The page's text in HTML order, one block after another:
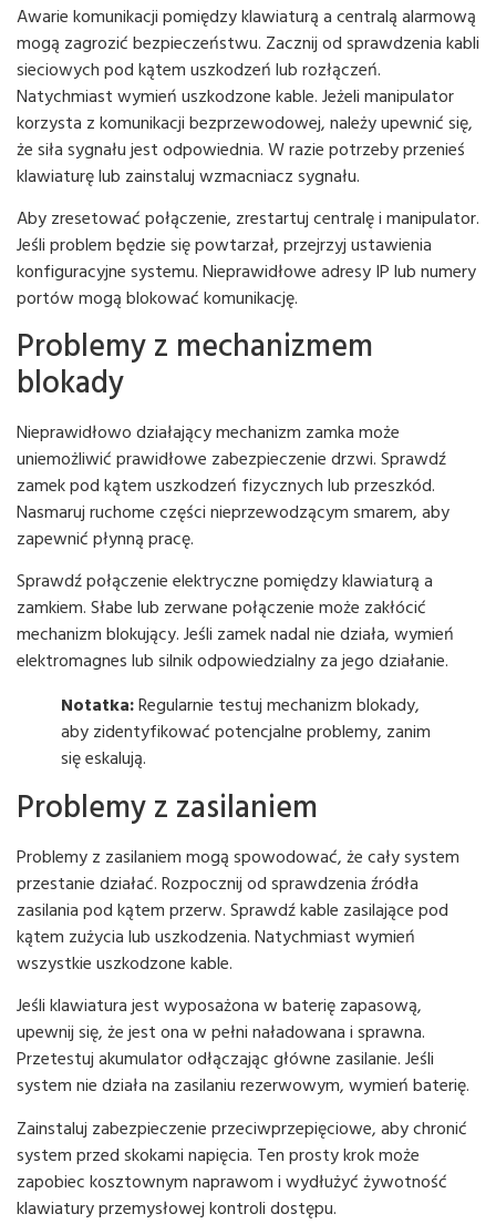
Awarie komunikacji pomiędzy klawiaturą a centralą alarmową
mogą zagrozić bezpieczeństwu. Zacznij od sprawdzenia kabli
sieciowych pod kątem uszkodzeń lub rozłączeń.
Natychmiast wymień uszkodzone kable. Jeżeli manipulator
korzysta z komunikacji bezprzewodowej, należy upewnić się,
że siła sygnału jest odpowiednia. W razie potrzeby przenieś
klawiaturę lub zainstaluj wzmacniacz sygnału.
Aby zresetować połączenie, zrestartuj centralę i manipulator.
Jeśli problem będzie się powtarzał, przejrzyj ustawienia
konfiguracyjne systemu. Nieprawidłowe adresy IP lub numery
portów mogą blokować komunikację.
Problemy z mechanizmem
blokady
Nieprawidłowo działający mechanizm zamka może
uniemożliwić prawidłowe zabezpieczenie drzwi. Sprawdź
zamek pod kątem uszkodzeń fizycznych lub przeszkód.
Nasmaruj ruchome części nieprzewodzącym smarem, aby
zapewnić płynną pracę.
Sprawdź połączenie elektryczne pomiędzy klawiaturą a
zamkiem. Słabe lub zerwane połączenie może zakłócić
mechanizm blokujący. Jeśli zamek nadal nie działa, wymień
elektromagnes lub silnik odpowiedzialny za jego działanie.
Notatka:Regularnie testuj mechanizm blokady,
aby zidentyfikować potencjalne problemy, zanim
się eskalują.
Problemy z zasilaniem
Problemy z zasilaniem mogą spowodować, że cały system
przestanie działać. Rozpocznij od sprawdzenia źródła
zasilania pod kątem przerw. Sprawdź kable zasilające pod
kątem zużycia lub uszkodzenia. Natychmiast wymień
wszystkie uszkodzone kable.
Jeśli klawiatura jest wyposażona w baterię zapasową,
upewnij się, że jest ona w pełni naładowana i sprawna.
Przetestuj akumulator odłączając główne zasilanie. Jeśli
system nie działa na zasilaniu rezerwowym, wymień baterię.
Zainstaluj zabezpieczenie przeciwprzepięciowe, aby chronić
system przed skokami napięcia. Ten prosty krok może
zapobiec kosztownym naprawom i wydłużyć żywotność
klawiatury przemysłowej kontroli dostępu.